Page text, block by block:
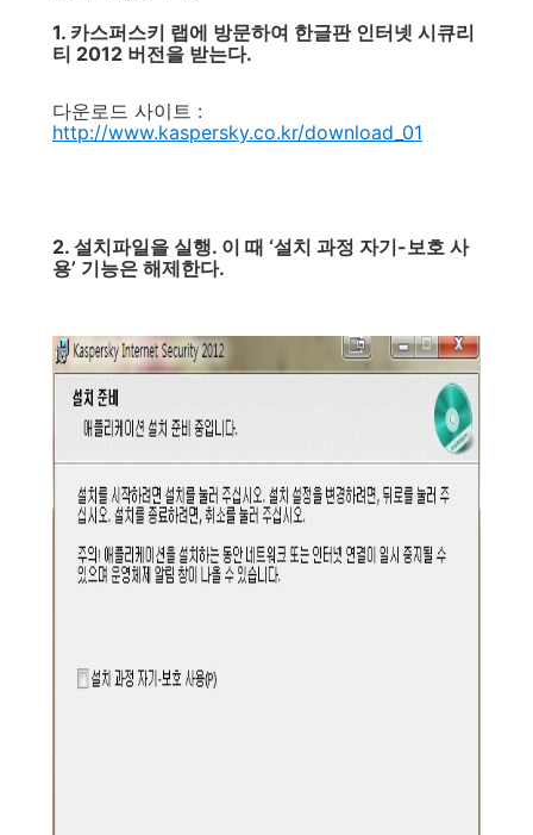
1. 카스퍼스키 랩에 방문하여 한글판 인터넷 시큐리
티 2012 버전을 받는다.
다운로드 사이트 :
http://www.kaspersky.co.kr/download_01
2. 설치파일을 실행. 이 때 ‘설치 과정 자기-보호 사
용’ 기능은 해제한다.